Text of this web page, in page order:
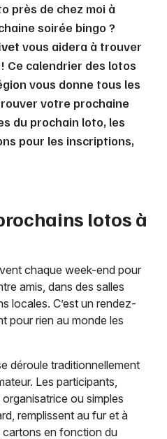
près de chez moi à
soirée bingo ?
vous aidera à trouver
Ce calendrier des lotos
vous donne tous les
votre prochaine
du prochain loto, les
pour les inscriptions,
lotos à
chaque week-end pour
amis, dans des salles
locales. C’est un rendez-
pour rien au monde les
déroule traditionnellement
Les participants,
ou simples
remplissent au fur et à
cartons en fonction du